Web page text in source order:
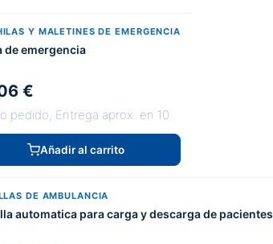
Y MALETINES DE EMERGENCIA
de emergencia
€
pedido, Entrega aprox. en 10
Añadir al carrito
DE AMBULANCIA
automatica para carga y descarga de pacientes